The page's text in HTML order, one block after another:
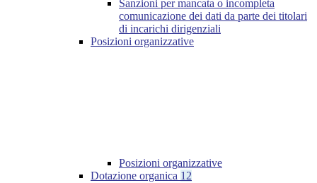
Sanzioni per mancata o incompleta
comunicazione dei dati da parte dei titolari
di incarichi dirigenziali
Posizioni organizzative
Posizioni organizzative
Dotazione organica 12